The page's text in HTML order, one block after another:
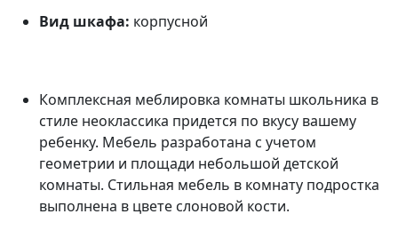
Вид шкафа: корпусной
Комплексная меблировка комнаты школьника в
стиле неоклассика придется по вкусу вашему
ребенку. Мебель разработана с учетом
геометрии и площади небольшой детской
комнаты. Стильная мебель в комнату подростка
выполнена в цвете слоновой кости.